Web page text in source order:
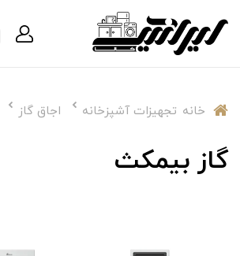
خانه تجهیزات آشپزخانه اجاق گاز
گاز بیمکث